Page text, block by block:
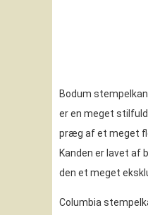
Bodum
er en meget
præg af et meget
Kanden er lavet af
den et meget
Columbia